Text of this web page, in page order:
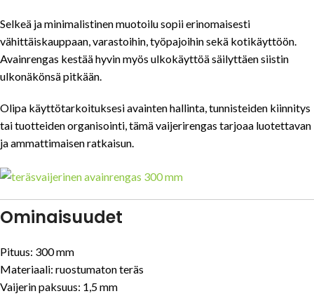
Selkeä ja minimalistinen muotoilu sopii erinomaisesti
vähittäiskauppaan, varastoihin, työpajoihin sekä kotikäyttöön.
Avainrengas kestää hyvin myös ulkokäyttöä säilyttäen siistin
ulkonäkönsä pitkään.
Olipa käyttötarkoituksesi avainten hallinta, tunnisteiden kiinnitys
tai tuotteiden organisointi, tämä vaijerirengas tarjoaa luotettavan
ja ammattimaisen ratkaisun.
Ominaisuudet
Pituus: 300 mm
Materiaali: ruostumaton teräs
Vaijerin paksuus: 1,5 mm